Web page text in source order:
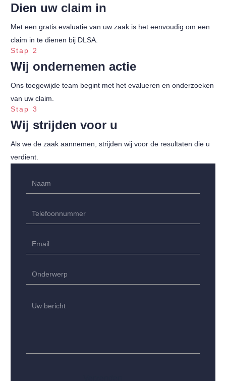
Dien uw claim in
Met een gratis evaluatie van uw zaak is het eenvoudig om een
claim in te dienen bij DLSA.
Stap 2
Wij ondernemen actie
Ons toegewijde team begint met het evalueren en onderzoeken
van uw claim.
Stap 3
Wij strijden voor u
Als we de zaak aannemen, strijden wij voor de resultaten die u
verdient.
Name
Phone(Vereist)
Email (Vereist)
Untitled